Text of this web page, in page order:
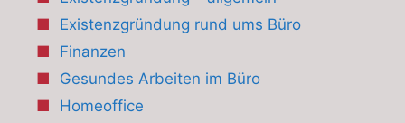
Existenzgründung rund ums Büro
Finanzen
Gesundes Arbeiten im Büro
Homeoffice